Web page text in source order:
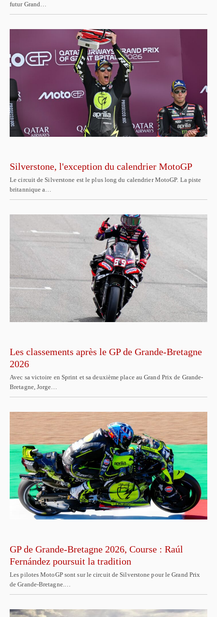
futur Grand…
Silverstone, l'exception du calendrier MotoGP
Le circuit de Silverstone est le plus long du calendrier MotoGP. La piste
britannique a…
Les classements après le GP de Grande-Bretagne
2026
Avec sa victoire en Sprint et sa deuxième place au Grand Prix de Grande-
Bretagne, Jorge…
GP de Grande-Bretagne 2026, Course : Raúl
Fernández poursuit la tradition
Les pilotes MotoGP sont sur le circuit de Silverstone pour le Grand Prix
de Grande-Bretagne.…